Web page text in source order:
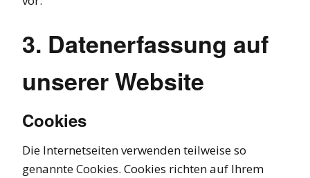
3. Datenerfassung auf
unserer Website
Cookies
Die Internetseiten verwenden teilweise so
genannte Cookies. Cookies richten auf Ihrem